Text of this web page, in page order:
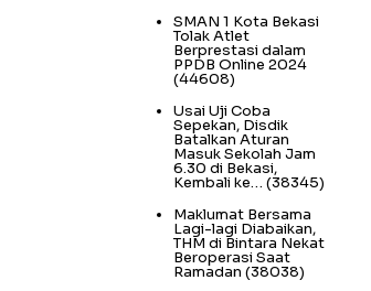
SMAN 1 Kota Bekasi
Tolak Atlet
Berprestasi dalam
PPDB Online 2024
(44608)
Usai Uji Coba
Sepekan, Disdik
Batalkan Aturan
Masuk Sekolah Jam
6.30 di Bekasi,
Kembali ke… (38345)
Maklumat Bersama
Lagi-lagi Diabaikan,
THM di Bintara Nekat
Beroperasi Saat
Ramadan (38038)